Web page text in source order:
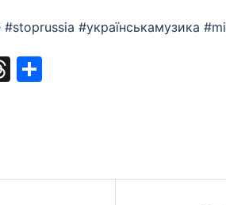
#українськамузика
Threads